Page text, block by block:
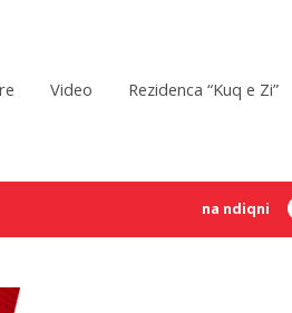
Video Rezidenca “Kuq e Zi”
na ndiqni